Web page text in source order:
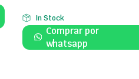
In Stock
Comprar por
whatsapp